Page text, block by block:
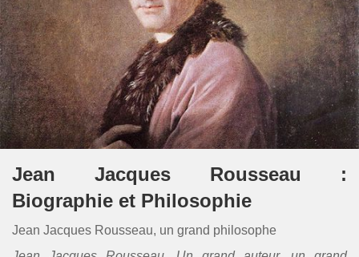
Jean Jacques Rousseau :
Biographie et Philosophie
Jean Jacques Rousseau, un grand philosophe